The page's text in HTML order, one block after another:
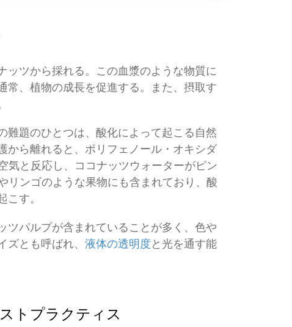
ッツから採れる。この血漿のような物質に
常、植物の成長を促進する。また、摂取す
難題のひとつは、酸化によって起こる自然
から離れると、ポリフェノール・オキシダ
気と反応し、ココナッツウォーターがピン
リンゴのような果物にも含まれており、酸
す。
ツパルプが含まれていることが多く、色や
とも呼ばれ、 液体の透明度と光を通す能
トプラクティス